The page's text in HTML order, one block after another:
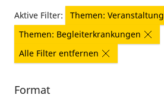
Aktive Filter:
Themen: Veranstaltung
Themen: Begleiterkrankungen
Alle Filter entfernen
Format